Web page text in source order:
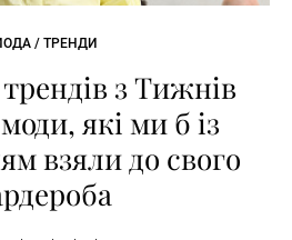
/ ТРЕНДИ
з Тижнів
які ми б із
взяли до свого